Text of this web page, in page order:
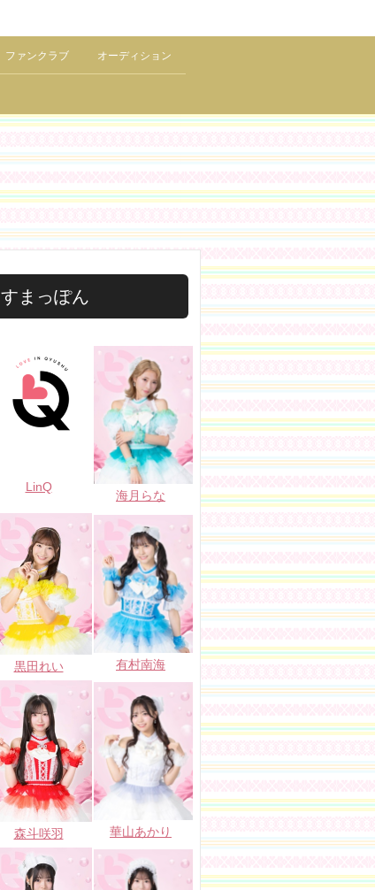
ファンクラブ オーディション
すまっぽん
LinQ
海月らな
黒田れい 有村南海
森斗咲羽 華山あかり